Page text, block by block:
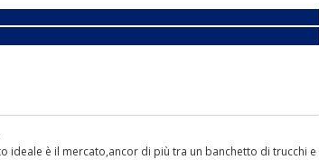
ideale è il mercato,ancor di più tra un banchetto di trucchi e